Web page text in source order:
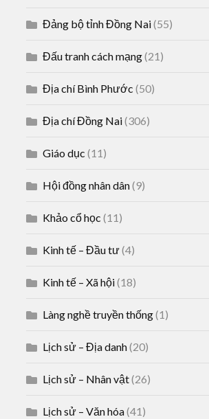
Đảng bộ tỉnh Đồng Nai(55)
Đấu tranh cách mạng(21)
Địa chí Bình Phước (50)
Địa chí Đồng Nai(306)
Giáo dục (11)
Hội đồng nhân dân(9)
Khảo cổ học (11)
Kinh tế – Đầu tư(4)
Kinh tế – Xã hội(18)
Làng nghề truyền thống(1)
Lịch sử – Địa danh(20)
Lịch sử – Nhân vật(26)
Lịch sử – Văn hóa(41)